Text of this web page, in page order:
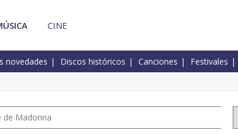
CINE
novedades Discos históricos Canciones Festivales
de Madonna